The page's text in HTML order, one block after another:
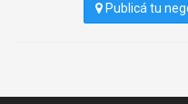
Publicá tu